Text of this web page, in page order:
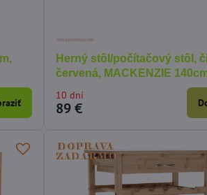
Herný stôl/počítačový stôl,
červená, MACKENZIE
10 dní
89 €